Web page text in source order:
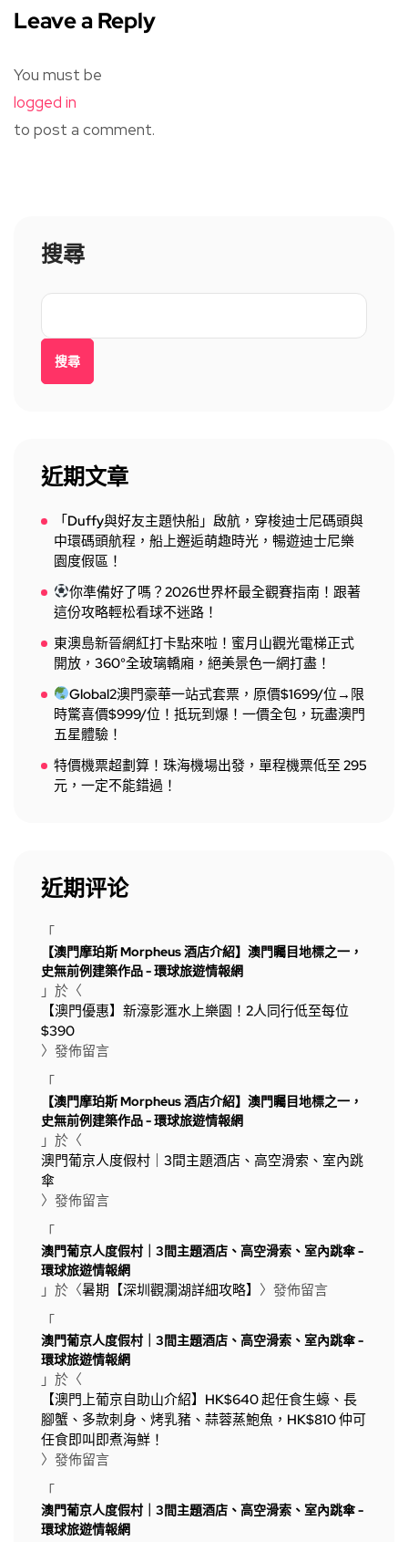
Leave a Reply
You must be
logged in
to post a comment.
搜尋
搜尋
近期文章
「Duffy與好友主題快船」啟航，穿梭迪士尼碼頭與
中環碼頭航程，船上邂逅萌趣時光，暢遊迪士尼樂
園度假區！
你準備好了嗎？2026世界杯最全觀賽指南！跟著
這份攻略輕松看球不迷路！
東澳島新晉網紅打卡點來啦！蜜月山觀光電梯正式
開放，360°全玻璃轎廂，絕美景色一網打盡！
Global2澳門豪華一站式套票，原價$1699/位→限
時驚喜價$999/位！抵玩到爆！一價全包，玩盡澳門
五星體驗！
特價機票超劃算！珠海機場出發，單程機票低至 295
元，一定不能錯過！
近期评论
「
【澳門摩珀斯 Morpheus 酒店介紹】澳門矚目地標之一，
史無前例建築作品 - 環球旅遊情報網
」於〈
【澳門優惠】新濠影滙水上樂園！2人同行低至每位
$390
〉發佈留言
「
【澳門摩珀斯 Morpheus 酒店介紹】澳門矚目地標之一，
史無前例建築作品 - 環球旅遊情報網
」於〈
澳門葡京人度假村｜3間主題酒店、高空滑索、室內跳
傘
〉發佈留言
「
澳門葡京人度假村｜3間主題酒店、高空滑索、室內跳傘 -
環球旅遊情報網
」於〈暑期【深圳觀瀾湖詳細攻略】 〉發佈留言
「
澳門葡京人度假村｜3間主題酒店、高空滑索、室內跳傘 -
環球旅遊情報網
」於〈
【澳門上葡京自助山介紹】HK$640 起任食生蠔、長
腳蟹、多款刺身、烤乳豬、蒜蓉蒸鮑魚，HK$810 仲可
任食即叫即煮海鮮！
〉發佈留言
「
澳門葡京人度假村｜3間主題酒店、高空滑索、室內跳傘 -
環球旅遊情報網